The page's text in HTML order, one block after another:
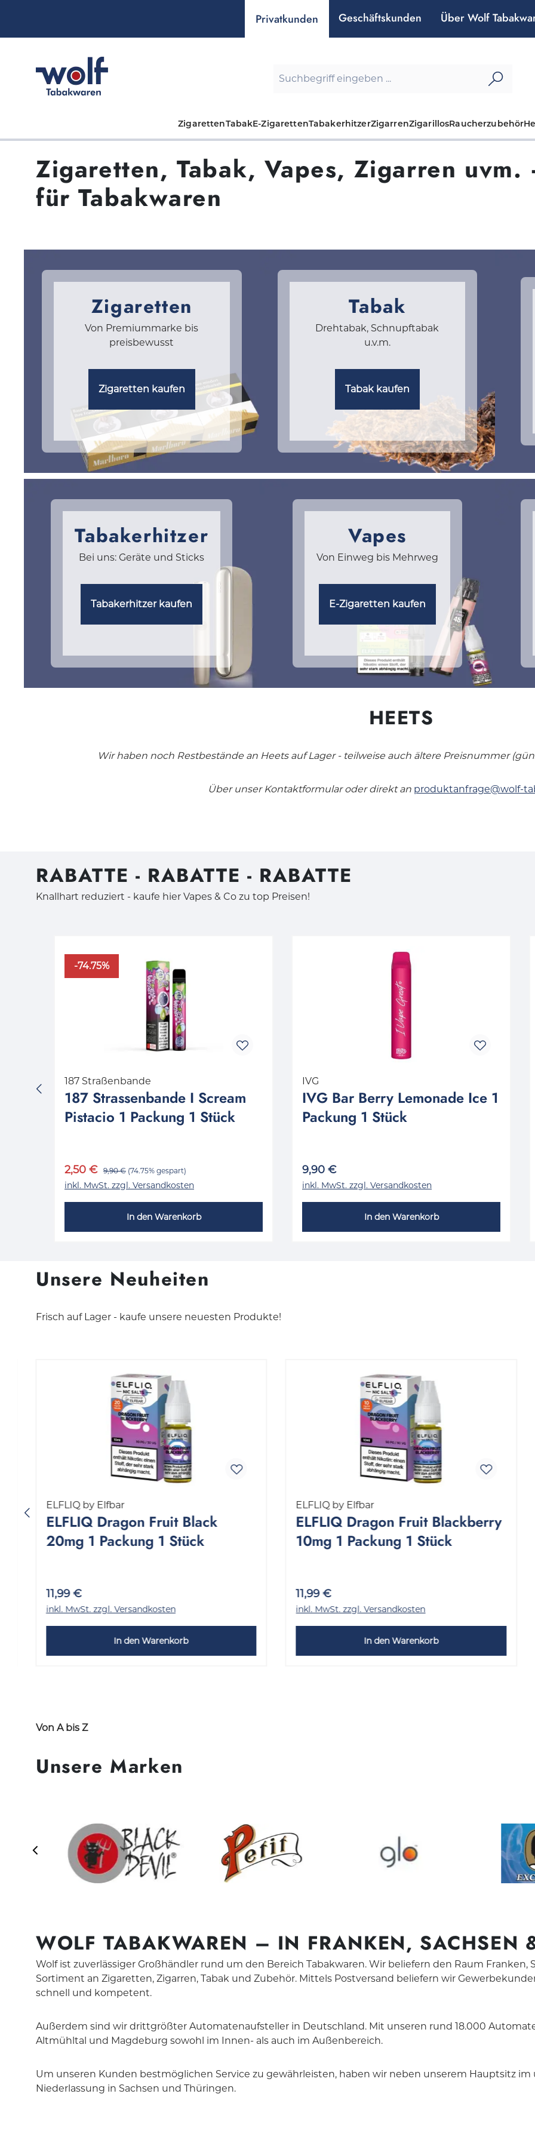
Privatkunden Geschäftskunden Über Wolf
ZigarettenTabakE-ZigarettenTabakerhitzerZigarrenZigarillosRaucherzubehör
Zigaretten, Tabak, Vapes, Zigarren uvm.
für Tabakwaren
Zigaretten
Von Premiummarke bis
preisbewusst
Zigaretten kaufen
Tabak
Drehtabak, Schnupftabak
u.v.m.
Tabak kaufen
Tabakerhitzer
Bei uns: Geräte und Sticks
Tabakerhitzer kaufen
Vapes
Von Einweg bis Mehrweg
E-Zigaretten kaufen
HEETS
Wir haben noch Restbestände an Heets auf Lager - teilweise auch ältere Preisnummer
Über unser Kontaktformular oder direkt an produktanfrage@wolf-
RABATTE - RABATTE - RABATTE
Knallhart reduziert - kaufe hier Vapes & Co zu top Preisen!
-74.75%
187 Straßenbande
187 Strassenbande I Scream
Pistacio 1 Packung 1 Stück
2,50 € 9,90 € (74.75% gespart)
inkl. MwSt. zzgl. Versandkosten
In den Warenkorb
IVG
IVG Bar Berry Lemonade Ice 1
Packung 1 Stück
9,90 €
inkl. MwSt. zzgl. Versandkosten
In den Warenkorb
Unsere Neuheiten
Frisch auf Lager - kaufe unsere neuesten Produkte!
ELFLIQ by Elfbar
ELFLIQ Dragon Fruit Black
20mg 1 Packung 1 Stück
11,99 €
inkl. MwSt. zzgl. Versandkosten
In den Warenkorb
ELFLIQ by Elfbar
ELFLIQ Dragon Fruit Blackberry
10mg 1 Packung 1 Stück
11,99 €
inkl. MwSt. zzgl. Versandkosten
In den Warenkorb
Von A bis Z
Unsere Marken
WOLF TABAKWAREN – IN FRANKEN, SACHSEN
Wolf ist zuverlässiger Großhändler rund um den Bereich Tabakwaren. Wir beliefern den Raum
Sortiment an Zigaretten, Zigarren, Tabak und Zubehör. Mittels Postversand beliefern wir
schnell und kompetent.
Außerdem sind wir drittgrößter Automatenaufsteller in Deutschland. Mit unseren rund 18.000
Altmühltal und Magdeburg sowohl im Innen- als auch im Außenbereich.
Um unseren Kunden bestmöglichen Service zu gewährleisten, haben wir neben unserem Hauptsitz
Niederlassung in Sachsen und Thüringen.